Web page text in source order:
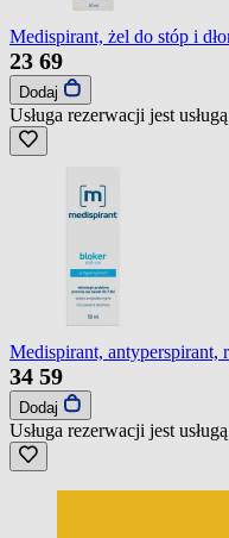
Medispirant, żel do stóp i
23 69
Dodaj
Usługa rezerwacji jest
Medispirant, antyperspirant,
34 59
Dodaj
Usługa rezerwacji jest